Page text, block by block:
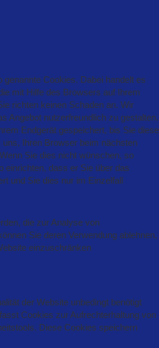
Cookies. Dabei handelt es
mit Hilfe des Browsers auf Ihrem
richten keinen Schaden an. Wir
Angebot nutzerfreundlich zu gestalten.
Endgerät gespeichert, bis Sie diese
Ihren Browser beim nächsten
Sie dies nicht wünschen, so
einrichten, dass er Sie über das
und Sie dies nur im Einzelfall
die zur Analyse von
Sie deren Verwendung ablehnen,
einzuschränken
der Website unbedingt benötigt
Cookies zur Aufrechterhaltung von
Diese Cookies speichern